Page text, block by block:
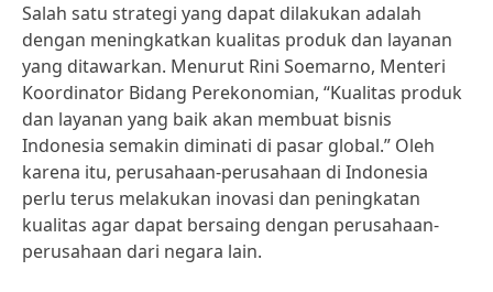
Salah satu strategi yang dapat dilakukan adalah
dengan meningkatkan kualitas produk dan layanan
yang ditawarkan. Menurut Rini Soemarno, Menteri
Koordinator Bidang Perekonomian, “Kualitas produk
dan layanan yang baik akan membuat bisnis
Indonesia semakin diminati di pasar global.” Oleh
karena itu, perusahaan-perusahaan di Indonesia
perlu terus melakukan inovasi dan peningkatan
kualitas agar dapat bersaing dengan perusahaan-
perusahaan dari negara lain.